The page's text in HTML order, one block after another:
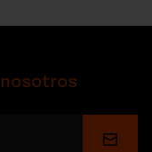
Enviar